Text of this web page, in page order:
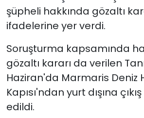
şüpheli hakkında gözaltı
ifadelerine yer verdi.
Soruşturma kapsamında
gözaltı kararı da verilen
Haziran'da Marmaris Deniz
Kapısı'ndan yurt dışına
edildi.